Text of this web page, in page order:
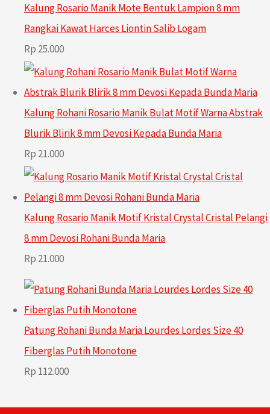
Kalung Rosario Manik Mote Bentuk Lampion 8 mm
Rangkai Kawat Harces Liontin Salib Logam
Rp 25.000
Kalung Rohani Rosario Manik Bulat Motif Warna Abstrak
Blurik Blirik 8 mm Devosi Kepada Bunda Maria
Rp 21.000
Kalung Rosario Manik Motif Kristal Crystal Cristal Pelangi
8 mm Devosi Rohani Bunda Maria
Rp 21.000
Patung Rohani Bunda Maria Lourdes Lordes Size 40
Fiberglas Putih Monotone
Rp 112.000